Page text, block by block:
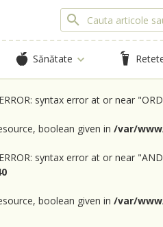
syntax error at or near
boolean given in /var/
syntax error at or near
boolean given in /var/
Sănătate